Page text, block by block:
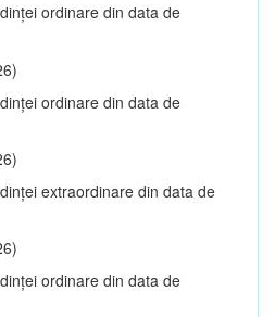
ordinare din data de
ordinare din data de
extraordinare din data de
ordinare din data de